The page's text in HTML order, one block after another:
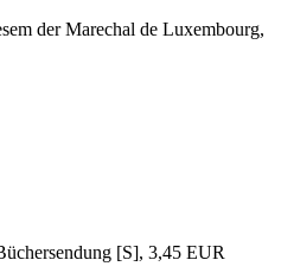
der Marechal de Luxembourg,
[S], 3,45 EUR